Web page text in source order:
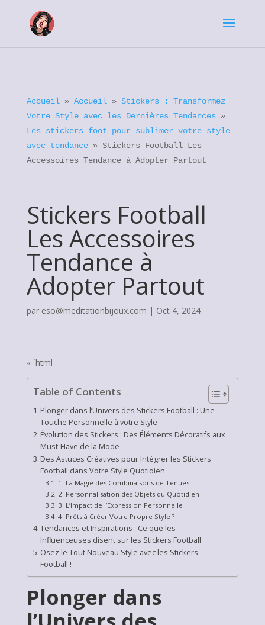
Accueil» Accueil» Stickers : Transformez
Votre Style avec les Dernières Tendances»
Les stickers foot pour sublimer votre style
avec tendance» Stickers Football Les
Accessoires Tendance à Adopter Partout
Stickers Football
Les Accessoires
Tendance à
Adopter Partout
par eso@meditationbijoux.com | Oct 4, 2024
« `html
Table of Contents
Plonger dans l’Univers des Stickers Football : Une
Touche Personnelle à votre Style
Évolution des Stickers : Des Éléments Décoratifs aux
Must-Have de la Mode
Des Astuces Créatives pour Intégrer les Stickers
Football dans Votre Style Quotidien
1. La Magie des Combinaisons de Tenues
2. Personnalisation des Objets du Quotidien
3. L’Impact de l’Expression Personnelle
4. Prêts à Créer Votre Propre Style ?
Tendances et Inspirations : Ce que les
Influenceuses disent sur les Stickers Football
Osez le Tout Nouveau Style avec les Stickers
Football !
Plonger dans